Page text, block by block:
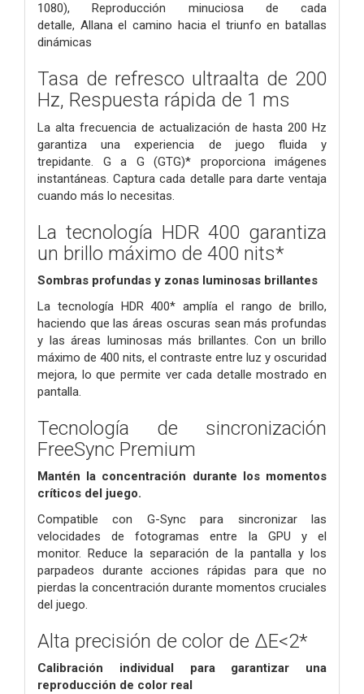
1080),Reproducción minuciosa de cada
detalle, Allana el camino hacia el triunfo en batallas
dinámicas
Tasa de refresco ultraalta de 200
Hz, Respuesta rápida de 1 ms
La alta frecuencia de actualización de hasta 200 Hz
garantiza una experiencia de juego fluida y
trepidante. G a G (GTG)* proporciona imágenes
instantáneas.Captura cada detalle para darte ventaja
cuando más lo necesitas.
La tecnología HDR 400 garantiza
un brillo máximo de 400 nits*
Sombras profundas y zonas luminosas brillantes
La tecnología HDR 400* amplía el rango de brillo,
haciendo que las áreas oscuras sean más profundas
y las áreas luminosas más brillantes. Con un brillo
máximo de 400 nits, el contraste entre luz y oscuridad
mejora, lo que permite ver cada detalle mostrado en
pantalla.
Tecnología de sincronización
FreeSync Premium
Mantén la concentración durante los momentos
críticos del juego.
Compatible con G-Sync para sincronizar las
velocidades de fotogramas entre la GPU y el
monitor. Reduce la separación de la pantalla y los
parpadeos durante acciones rápidas para que no
pierdas la concentración durante momentos cruciales
del juego.
Alta precisión de color de ΔE<2*
Calibración individual para garantizar una
reproducción de color real